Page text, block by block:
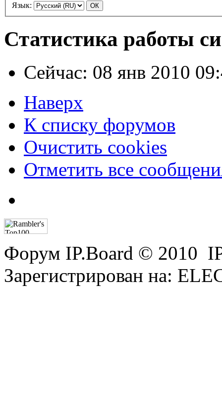
Язык:
Статистика работы
Сейчас: 08 янв 2010
Наверх
К списку форумов
Очистить cookies
Отметить все
Форум IP.Board © 2010
Зарегистрирован на: